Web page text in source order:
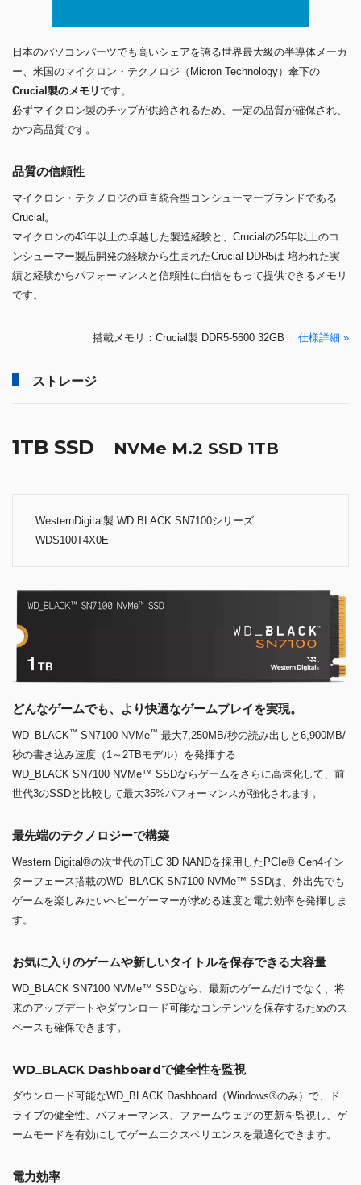
日本のパソコンパーツでも高いシェアを誇る世界最大級の半導体メーカ
ー、米国のマイクロン・テクノロジ（Micron Technology）傘下の
Crucial製のメモリです。
必ずマイクロン製のチップが供給されるため、一定の品質が確保され、
かつ高品質です。
品質の信頼性
マイクロン・テクノロジの垂直統合型コンシューマーブランドである
Crucial。
マイクロンの43年以上の卓越した製造経験と、Crucialの25年以上のコ
ンシューマー製品開発の経験から生まれたCrucial DDR5は 培われた実
績と経験からパフォーマンスと信頼性に自信をもって提供できるメモリ
です。
搭載メモリ：Crucial製 DDR5-5600 32GB 仕様詳細 »
ストレージ
1TB SSD NVMe M.2 SSD 1TB
WesternDigital製 WD BLACK SN7100シリーズ
WDS100T4X0E
どんなゲームでも、より快適なゲームプレイを実現。
WD_BLACK™ SN7100 NVMe™ 最大7,250MB/秒の読み出しと6,900MB/
秒の書き込み速度（1～2TBモデル）を発揮する
WD_BLACK SN7100 NVMe™ SSDならゲームをさらに高速化して、前
世代3のSSDと比較して最大35%パフォーマンスが強化されます。
最先端のテクノロジーで構築
Western Digital®の次世代のTLC 3D NANDを採用したPCIe® Gen4イン
ターフェース搭載のWD_BLACK SN7100 NVMe™ SSDは、外出先でも
ゲームを楽しみたいヘビーゲーマーが求める速度と電力効率を発揮しま
す。
お気に入りのゲームや新しいタイトルを保存できる大容量
WD_BLACK SN7100 NVMe™ SSDなら、最新のゲームだけでなく、将
来のアップデートやダウンロード可能なコンテンツを保存するためのス
ペースも確保できます。
WD_BLACK Dashboardで健全性を監視
ダウンロード可能なWD_BLACK Dashboard（Windows®のみ）で、ド
ライブの健全性、パフォーマンス、ファームウェアの更新を監視し、ゲ
ームモードを有効にしてゲームエクスペリエンスを最適化できます。
電力効率